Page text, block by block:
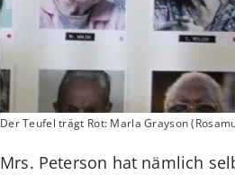
Der Teufel trägt Rot: Marla Grayson
Mrs. Peterson hat nämlich